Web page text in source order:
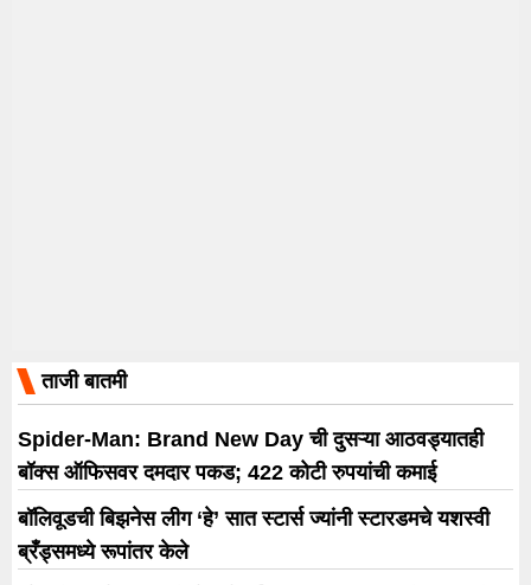
ताजी बातमी
Spider-Man: Brand New Day ची दुसऱ्या आठवड्यातही
बॉक्स ऑफिसवर दमदार पकड; 422 कोटी रुपयांची कमाई
बॉलिवूडची बिझनेस लीग ‘हे’ सात स्टार्स ज्यांनी स्टारडमचे यशस्वी
ब्रँड्समध्ये रूपांतर केले